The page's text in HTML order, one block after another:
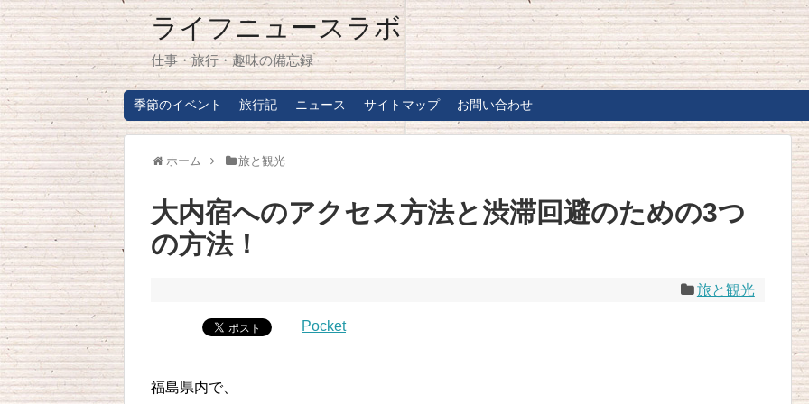
ライフニュースラボ
仕事・旅行・趣味の備忘録
季節のイベント 旅行記 ニュース サイトマップ お問い合わせ
ホーム 旅と観光
大内宿へのアクセス方法と渋滞回避のための3つ
の方法！
旅と観光
Pocket
福島県内で、